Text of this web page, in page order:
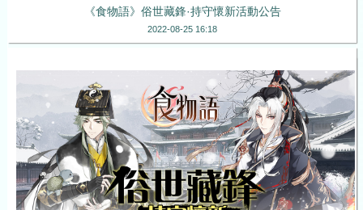
《食物語》俗世藏鋒·持守懷新活動公告
2022-08-25 16:18